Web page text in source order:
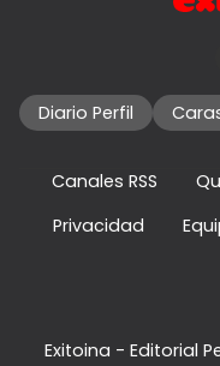
Diario Perfil
Canales RSS
Privacidad
Exitoina - Editorial